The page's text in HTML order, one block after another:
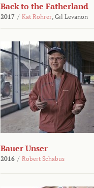
Back to the Fatherland
2017 / Kat Rohrer, Gil Levanon
Bauer Unser
2016 / Robert Schabus